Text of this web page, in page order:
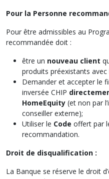
Pour la Personne
Pour être admissibles au
recommandée doit :
être un nouveau client
produits préexistants avec
Demander et accepter le
inversée CHIP
HomeEquity (et non par
conseiller externe);
Utiliser le Code offert par
recommandation.
Droit de disqualification :
La Banque se réserve le droit